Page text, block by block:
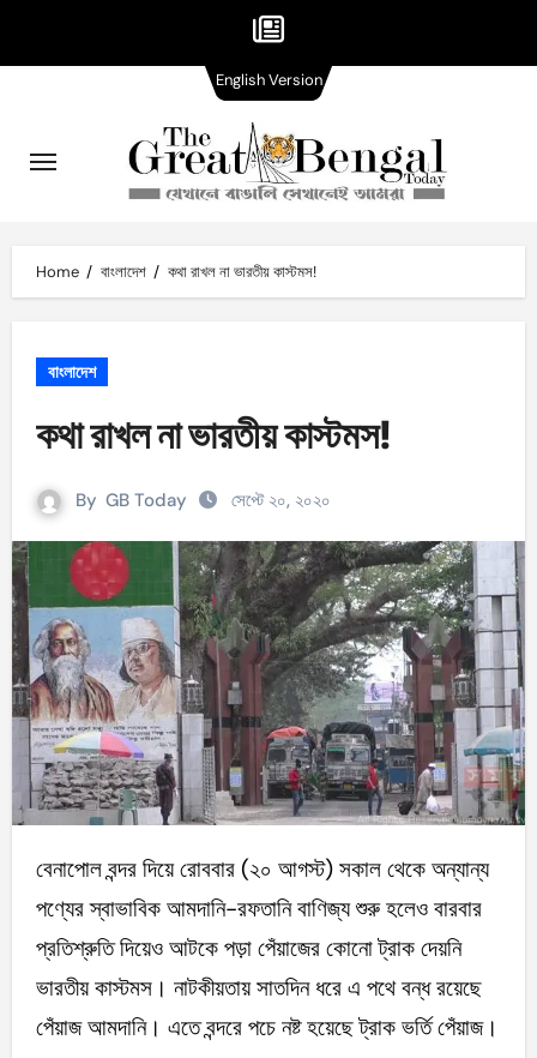
content
Home বাংলাদেশ কথা রাখল না ভারতীয় কাস্টমস!
বাংলাদেশ
কথা রাখল না ভারতীয় কাস্টমস!
By GB Today সেপ্টে ২০, ২০২০
বেনাপোল বন্দর দিয়ে রোববার (২০ আগস্ট) সকাল থেকে অন্যান্য
পণ্যের স্বাভাবিক আমদানি-রফতানি বাণিজ্য শুরু হলেও বারবার
প্রতিশ্রুতি দিয়েও আটকে পড়া পেঁয়াজের কোনো ট্রাক দেয়নি
ভারতীয় কাস্টমস। নাটকীয়তায় সাতদিন ধরে এ পথে বন্ধ রয়েছে
পেঁয়াজ আমদানি। এতে বন্দরে পচে নষ্ট হয়েছে ট্রাক ভর্তি পেঁয়াজ।
English VersionVersion